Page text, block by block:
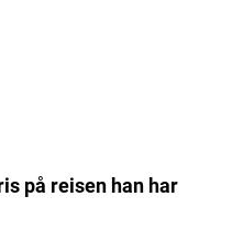
på reisen han har